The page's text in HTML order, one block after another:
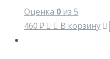
Оценка 0 из 5
460 ₽ В корзину